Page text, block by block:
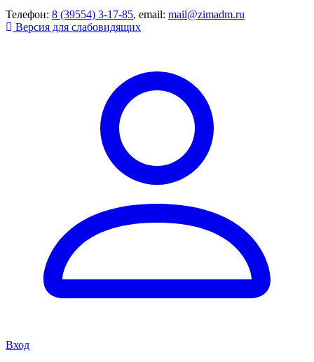
Телефон: 8 (39554) 3-17-85, email: mail@zimadm.ru
Версия для слабовидящих
Вход